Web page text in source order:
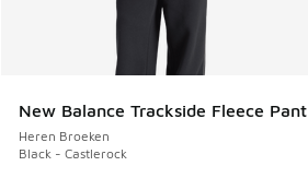
New Balance Trackside Fleece Pant
Heren Broeken
Black - Castlerock